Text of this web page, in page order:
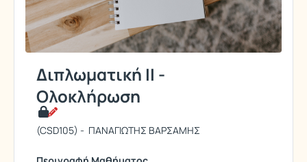
Διπλωματική ΙΙ -
Ολοκλήρωση
(CSD105) - ΠΑΝΑΓΙΩΤΗΣ ΒΑΡΣΑΜΗΣ